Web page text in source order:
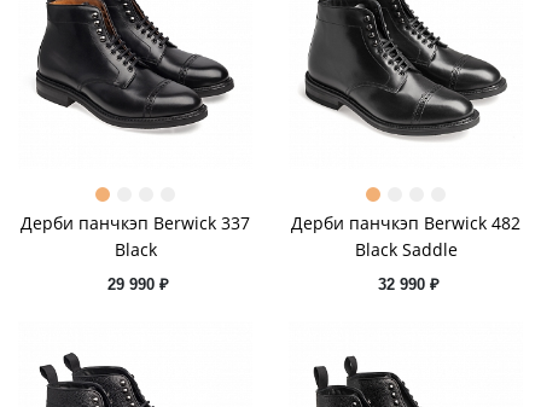
Дерби панчкэп Berwick 337
Black
29 990 ₽
Дерби панчкэп Berwick 482
Black Saddle
32 990 ₽